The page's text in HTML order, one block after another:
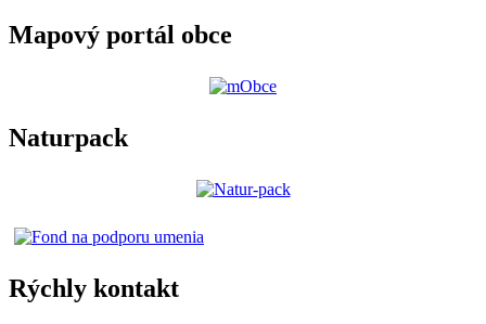
Mapový portál obce
Naturpack
Rýchly kontakt